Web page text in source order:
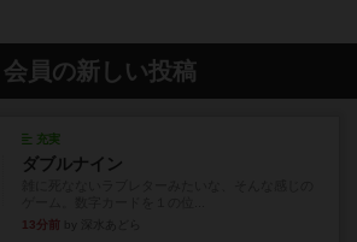
会員の新しい投稿
充実
ダブルナイン
13分前